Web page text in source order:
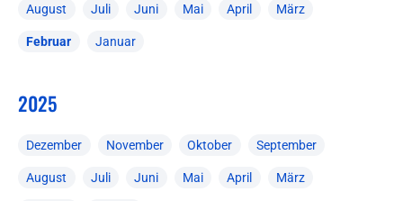
August Juli Juni Mai April März
Februar Januar
2025
Dezember November Oktober September
August Juli Juni Mai April März